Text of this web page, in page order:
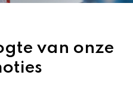
van onze